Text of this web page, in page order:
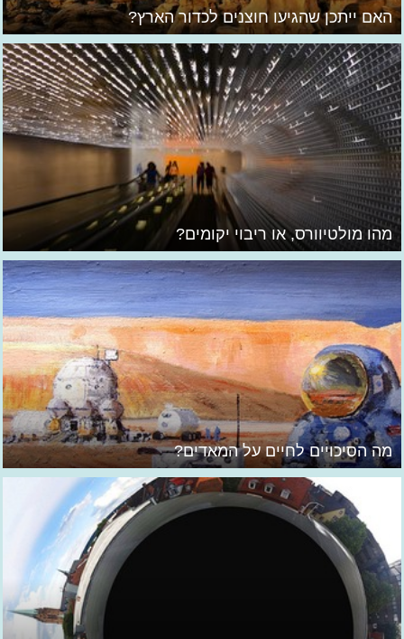
האם ייתכן שהגיעו חוצנים לכדור הארץ?
מהו מולטיוורס, או ריבוי יקומים?
מה הסיכויים לחיים על המאדים?